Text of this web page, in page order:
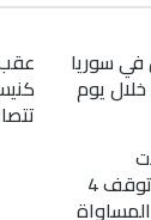
نهج
إدمان
في سوريا
يوم
السياسية.. تركيا توقف 4